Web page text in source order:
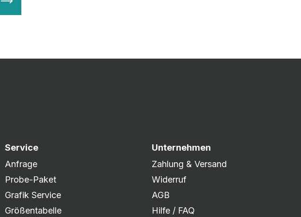
Danach wird es zum Druck freigegeben und die
Service
Anfrage
Probe-Paket
Grafik Service
Größentabelle
Unternehmen
Zahlung & Versand
Widerruf
AGB
Hilfe / FAQ